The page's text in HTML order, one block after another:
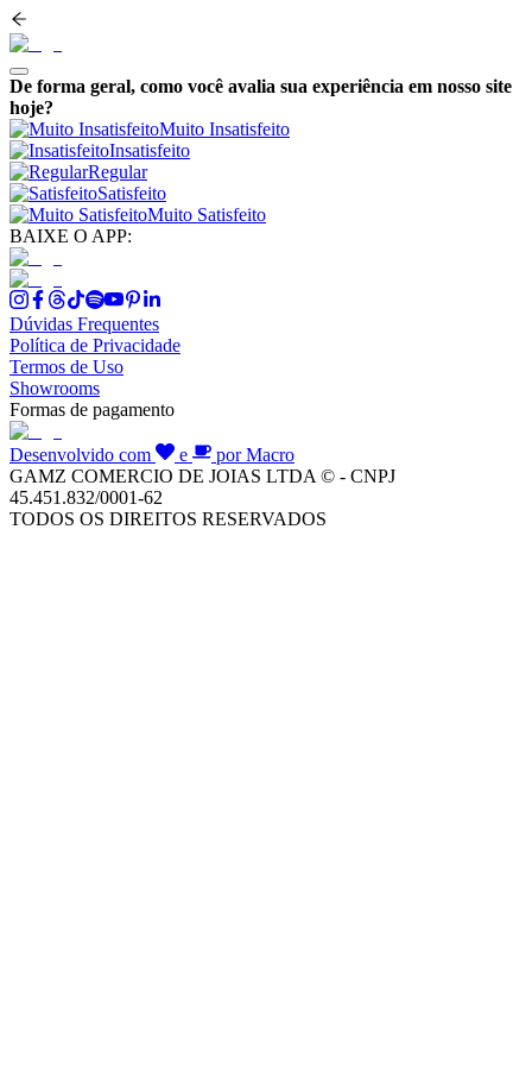
De forma geral, como você avalia sua experiência em nosso site
hoje?
Muito Insatisfeito
Insatisfeito
Regular
Satisfeito
Muito Satisfeito
BAIXE O APP:
Dúvidas Frequentes
Política de Privacidade
Termos de Uso
Showrooms
Formas de pagamento
Desenvolvido com e
por Macro
GAMZ COMERCIO DE JOIAS LTDA © - CNPJ
45.451.832/0001-62
TODOS OS DIREITOS RESERVADOS